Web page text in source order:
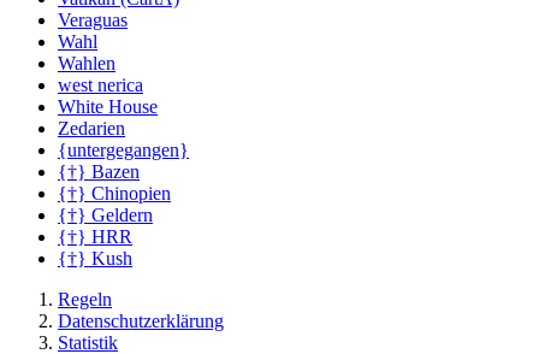
Veraguas
Wahl
Wahlen
west nerica
White House
Zedarien
{untergegangen}
{†} Bazen
{†} Chinopien
{†} Geldern
{†} HRR
{†} Kush
Regeln
Datenschutzerklärung
Statistik